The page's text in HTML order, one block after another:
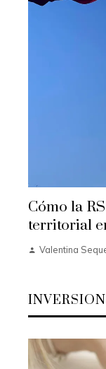
Cómo la
territorial
Valentina